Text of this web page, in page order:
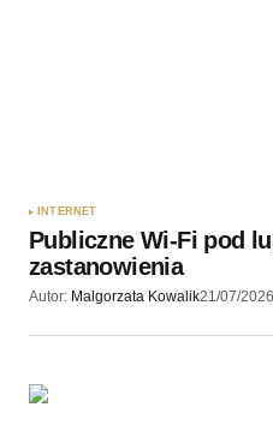
INTERNET
Publiczne Wi-Fi pod
zastanowienia
Autor: Malgorzata Kowalik21/07/2026